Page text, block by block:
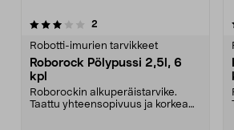
2
Robotti-imurien tarvikkeet
Roborock Pölypussi 2,5l, 6
kpl
Roborockin alkuperäistarvike.
Taattu yhteensopivuus ja korkea
4.5 viidestä